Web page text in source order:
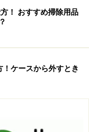
！ おすすめ掃除用品
ケースから外すとき